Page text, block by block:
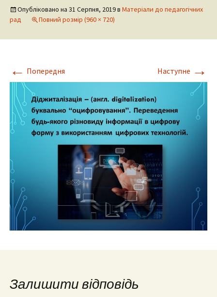
Опубліковано на 31 Серпня, 2019в Матеріали до педагогічних
рад
Повний розмір (960 × 720)
← Попередня Наступне →
Залишити відповідь